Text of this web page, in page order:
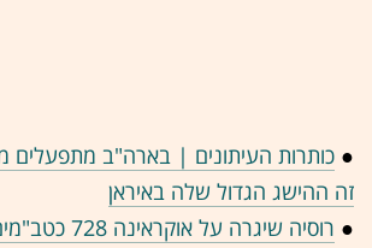
● כותרות העיתונים | בארה"ב מתפעלים
זה ההישג הגדול שלה באיראן
●
רוסיה שיגרה